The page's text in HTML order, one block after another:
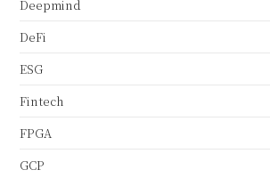
Deepmind
DeFi
ESG
Fintech
FPGA
GCP